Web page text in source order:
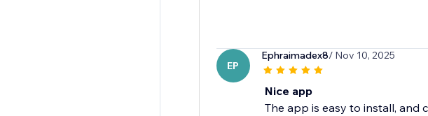
EP
Ephraimadex8/ Nov 10, 2025
Nice app
The app is easy to install, and